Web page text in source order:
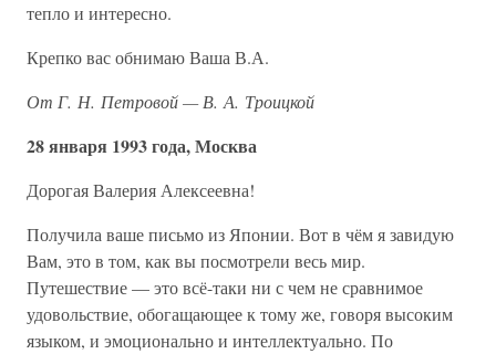
тепло и интересно.
Крепко вас обнимаю Ваша В.А.
От Г. Н. Петровой — В. А. Троицкой
28 января 1993 года, Москва
Дорогая Валерия Алексеевна!
Получила ваше письмо из Японии. Вот в чём я завидую
Вам, это в том, как вы посмотрели весь мир.
Путешествие — это всё-таки ни с чем не сравнимое
удовольствие, обогащающее к тому же, говоря высоким
языком, и эмоционально и интеллектуально. По